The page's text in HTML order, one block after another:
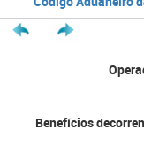
Benefícios